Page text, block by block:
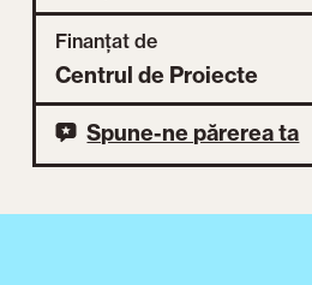
Finanțat de
Centrul de Proiecte
Spune-ne părerea ta